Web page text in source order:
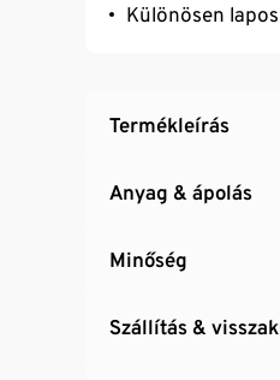
Különösen
Termékleírás
Anyag & ápolás
Minőség
Szállítás &